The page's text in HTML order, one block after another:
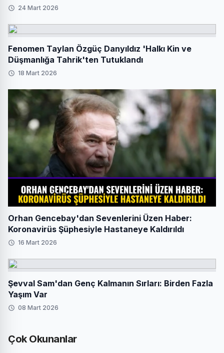
24 Mart 2026
Fenomen Taylan Özgüç Danyıldız 'Halkı Kin ve
Düşmanlığa Tahrik'ten Tutuklandı
18 Mart 2026
Orhan Gencebay'dan Sevenlerini Üzen Haber:
Koronavirüs Şüphesiyle Hastaneye Kaldırıldı
16 Mart 2026
Şevval Sam'dan Genç Kalmanın Sırları: Birden Fazla
Yaşım Var
08 Mart 2026
Çok Okunanlar